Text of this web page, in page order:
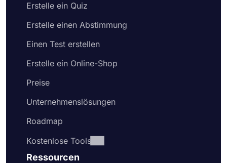
Erstelle ein Quiz
Erstelle einen Abstimmung
Einen Test erstellen
Erstelle ein Online-Shop
Preise
Unternehmenslösungen
Roadmap
Kostenlose Tools
Ressourcen